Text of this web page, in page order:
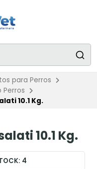
para Perros
Perros
10.1 Kg.
10.1 Kg.
4